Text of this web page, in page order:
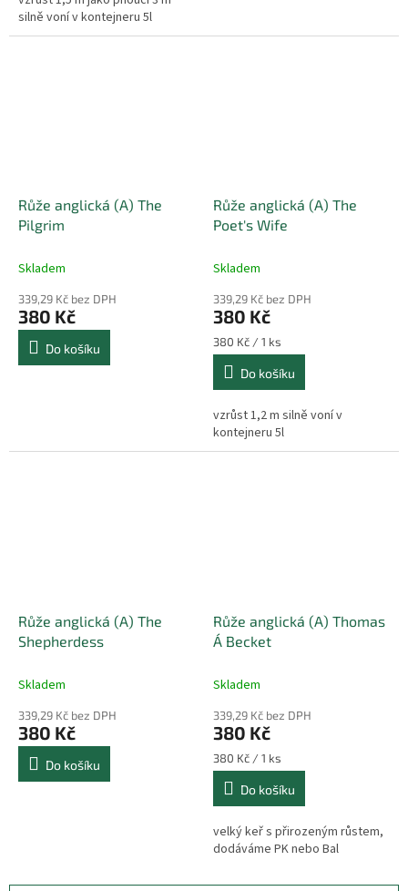
silně voní v kontejneru 5l
Růže anglická (A) The
Pilgrim
Skladem
339,29 Kč bez DPH
380 Kč
Do košíku
Růže anglická (A) The
Poet's Wife
Skladem
339,29 Kč bez DPH
380 Kč
Měrná
cena:
380 Kč / 1 ks
Do košíku
vzrůst 1,2 m silně voní v
kontejneru 5l
Růže anglická (A) The
Shepherdess
Skladem
339,29 Kč bez DPH
380 Kč
Do košíku
Růže anglická (A) Thomas
Á Becket
Skladem
339,29 Kč bez DPH
380 Kč
Měrná
cena:
380 Kč / 1 ks
Do košíku
velký keř s přirozeným růstem,
dodáváme PK nebo Bal